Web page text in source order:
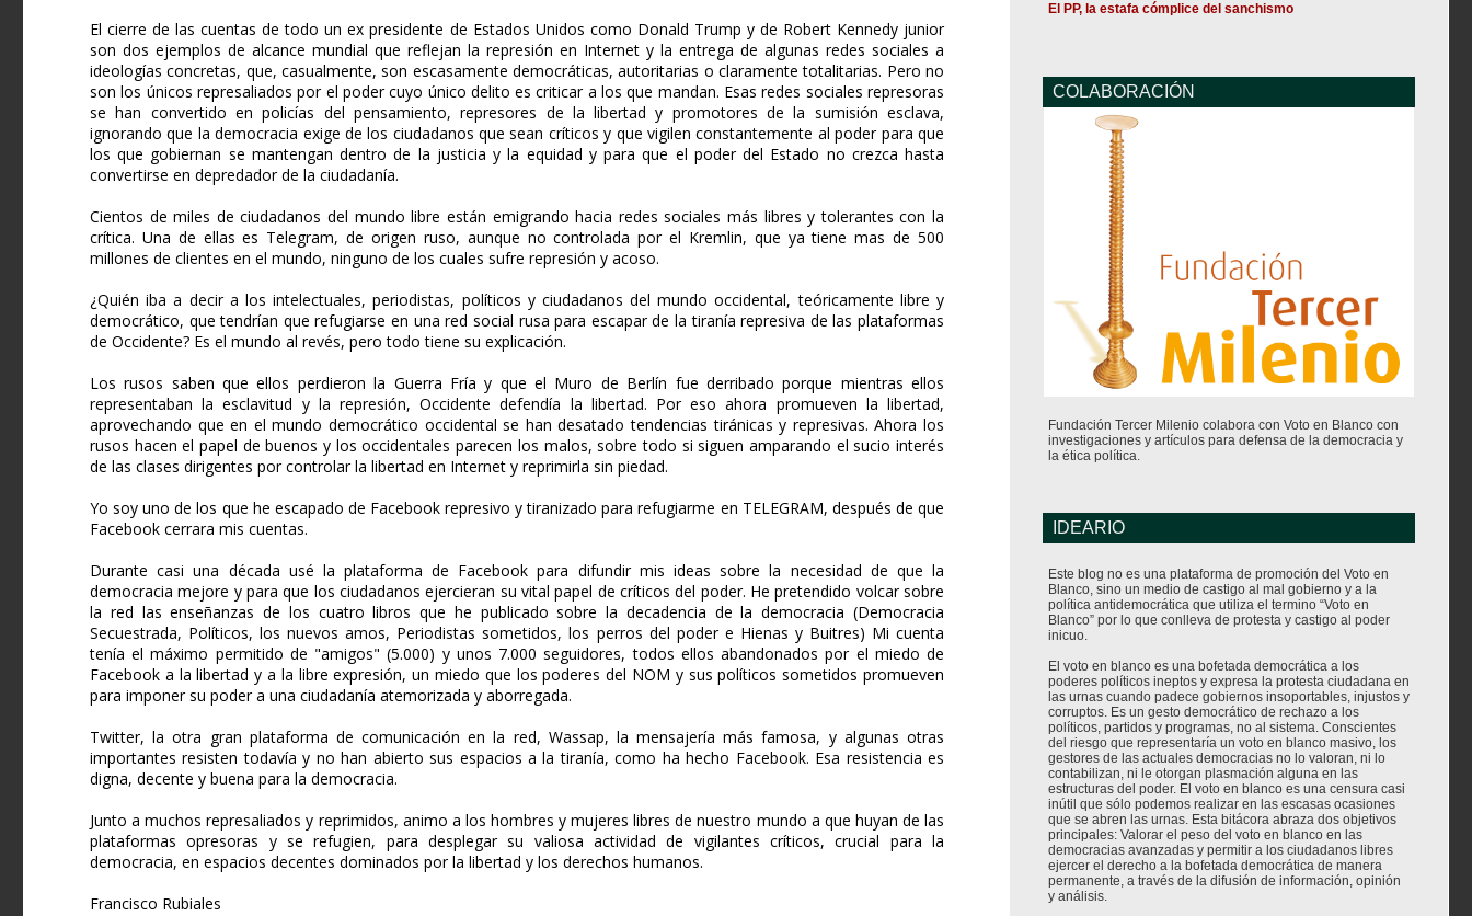
El cierre de las cuentas de todo un ex presidente de Estados Unidos como Donald Trump y de Robert Kennedy junior
son dos ejemplos de alcance mundial que reflejan la represión en Internet y la entrega de algunas redes sociales a
ideologías concretas, que, casualmente, son escasamente democráticas, autoritarias o claramente totalitarias. Pero no
son los únicos represaliados por el poder cuyo único delito es criticar a los que mandan. Esas redes sociales represoras
se han convertido en policías del pensamiento, represores de la libertad y promotores de la sumisión esclava,
ignorando que la democracia exige de los ciudadanos que sean críticos y que vigilen constantemente al poder para que
los que gobiernan se mantengan dentro de la justicia y la equidad y para que el poder del Estado no crezca hasta
convertirse en depredador de la ciudadanía.
Cientos de miles de ciudadanos del mundo libre están emigrando hacia redes sociales más libres y tolerantes con la
crítica. Una de ellas es Telegram, de origen ruso, aunque no controlada por el Kremlin, que ya tiene mas de 500
millones de clientes en el mundo, ninguno de los cuales sufre represión y acoso.
¿Quién iba a decir a los intelectuales, periodistas, políticos y ciudadanos del mundo occidental, teóricamente libre y
democrático, que tendrían que refugiarse en una red social rusa para escapar de la tiranía represiva de las plataformas
de Occidente? Es el mundo al revés, pero todo tiene su explicación.
Los rusos saben que ellos perdieron la Guerra Fría y que el Muro de Berlín fue derribado porque mientras ellos
representaban la esclavitud y la represión, Occidente defendía la libertad. Por eso ahora promueven la libertad,
aprovechando que en el mundo democrático occidental se han desatado tendencias tiránicas y represivas. Ahora los
rusos hacen el papel de buenos y los occidentales parecen los malos, sobre todo si siguen amparando el sucio interés
de las clases dirigentes por controlar la libertad en Internet y reprimirla sin piedad.
Yo soy uno de los que he escapado de Facebook represivo y tiranizado para refugiarme en TELEGRAM, después de que
Facebook cerrara mis cuentas.
Durante casi una década usé la plataforma de Facebook para difundir mis ideas sobre la necesidad de que la
democracia mejore y para que los ciudadanos ejercieran su vital papel de críticos del poder. He pretendido volcar sobre
la red las enseñanzas de los cuatro libros que he publicado sobre la decadencia de la democracia (Democracia
Secuestrada, Políticos, los nuevos amos, Periodistas sometidos, los perros del poder e Hienas y Buitres) Mi cuenta
tenía el máximo permitido de "amigos" (5.000) y unos 7.000 seguidores, todos ellos abandonados por el miedo de
Facebook a la libertad y a la libre expresión, un miedo que los poderes del NOM y sus políticos sometidos promueven
para imponer su poder a una ciudadanía atemorizada y aborregada.
Twitter, la otra gran plataforma de comunicación en la red, Wassap, la mensajería más famosa, y algunas otras
importantes resisten todavía y no han abierto sus espacios a la tiranía, como ha hecho Facebook. Esa resistencia es
digna, decente y buena para la democracia.
Junto a muchos represaliados y reprimidos, animo a los hombres y mujeres libres de nuestro mundo a que huyan de las
plataformas opresoras y se refugien, para desplegar su valiosa actividad de vigilantes críticos, crucial para la
democracia, en espacios decentes dominados por la libertad y los derechos humanos.
Francisco Rubiales
El PP, la estafa cómplice del sanchismo
COLABORACIÓN
Fundación Tercer Milenio colabora con Voto en Blanco con
investigaciones y artículos para defensa de la democracia y
la ética política.
IDEARIO
Este blog no es una plataforma de promoción del Voto en
Blanco, sino un medio de castigo al mal gobierno y a la
política antidemocrática que utiliza el termino “Voto en
Blanco” por lo que conlleva de protesta y castigo al poder
inicuo.
El voto en blanco es una bofetada democrática a los
poderes políticos ineptos y expresa la protesta ciudadana en
las urnas cuando padece gobiernos insoportables, injustos y
corruptos. Es un gesto democrático de rechazo a los
políticos, partidos y programas, no al sistema. Conscientes
del riesgo que representaría un voto en blanco masivo, los
gestores de las actuales democracias no lo valoran, ni lo
contabilizan, ni le otorgan plasmación alguna en las
estructuras del poder. El voto en blanco es una censura casi
inútil que sólo podemos realizar en las escasas ocasiones
que se abren las urnas. Esta bitácora abraza dos objetivos
principales: Valorar el peso del voto en blanco en las
democracias avanzadas y permitir a los ciudadanos libres
ejercer el derecho a la bofetada democrática de manera
permanente, a través de la difusión de información, opinión
y análisis.